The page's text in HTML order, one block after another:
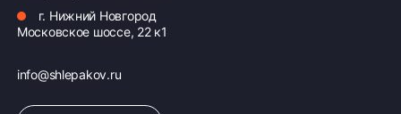
г. Нижний Новгород
Московское шоссе, 22 к1
info@shlepakov.ru